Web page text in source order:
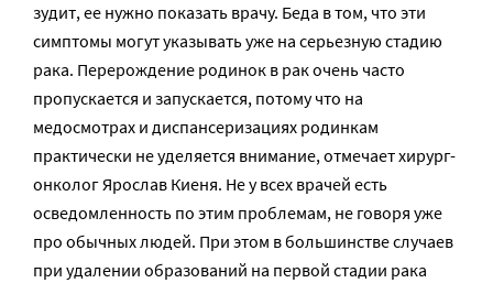
зудит, ее нужно показать врачу. Беда в том, что эти
симптомы могут указывать уже на серьезную стадию
рака. Перерождение родинок в рак очень часто
пропускается и запускается, потому что на
медосмотрах и диспансеризациях родинкам
практически не уделяется внимание, отмечает хирург-
онколог Ярослав Киеня. Не у всех врачей есть
осведомленность по этим проблемам, не говоря уже
про обычных людей. При этом в большинстве случаев
при удалении образований на первой стадии рака